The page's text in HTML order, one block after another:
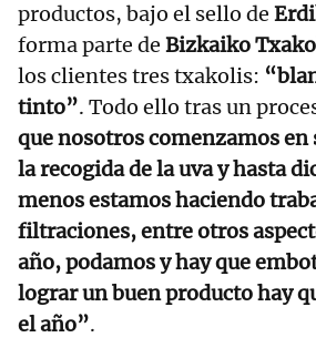
productos, bajo el sello de
forma parte de Bizkaiko
los clientes tres txakolis:
tinto”. Todo ello tras un
que nosotros comenzamos
la recogida de la uva y hasta
menos estamos haciendo
filtraciones, entre otros
año, podamos y hay que
lograr un buen producto hay
el año”.